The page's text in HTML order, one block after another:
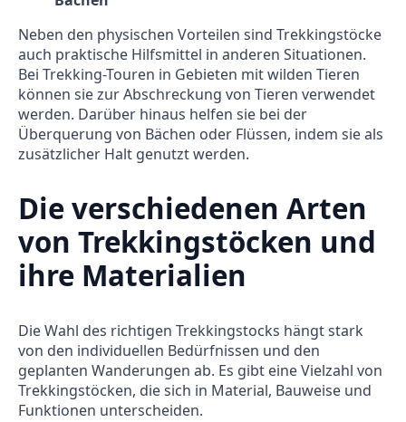
Neben den physischen Vorteilen sind Trekkingstöcke
auch praktische Hilfsmittel in anderen Situationen.
Bei Trekking-Touren in Gebieten mit wilden Tieren
können sie zur Abschreckung von Tieren verwendet
werden. Darüber hinaus helfen sie bei der
Überquerung von Bächen oder Flüssen, indem sie als
zusätzlicher Halt genutzt werden.
Die verschiedenen Arten
von Trekkingstöcken und
ihre Materialien
Die Wahl des richtigen Trekkingstocks hängt stark
von den individuellen Bedürfnissen und den
geplanten Wanderungen ab. Es gibt eine Vielzahl von
Trekkingstöcken, die sich in Material, Bauweise und
Funktionen unterscheiden.